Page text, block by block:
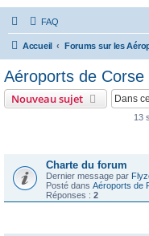
FAQ
Accueil Forums sur les
Aéroports de Corse
Nouveau sujet
13
Charte du forum
Dernier message par
Posté dans Aéroports de
Réponses : 2